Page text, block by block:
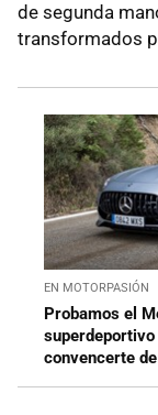
de segunda
transformados
EN MOTORPASIÓN
Probamos el
convencerte